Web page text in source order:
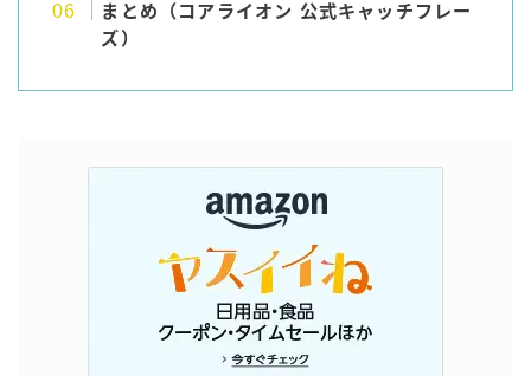
WATTA
ちゅらWATTA
まとめ（コアライオン 公式キャッチフレー
ズ）